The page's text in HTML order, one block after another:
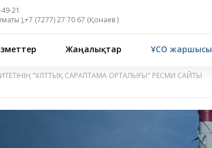
21
),+7 (7277) 27 70 67 (Қонаев)
Жаңалықтар ҰСО жаршысы
"ҰЛТТЫҚ САРАПТАМА ОРТАЛЫҒЫ" РЕСМИ САЙТЫ